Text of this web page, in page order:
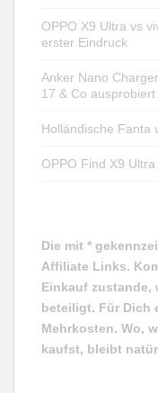
OPPO X9 Ultra vs
erster Eindruck
Anker Nano
17 & Co ausprobiert
Holländische Fanta
OPPO Find X9
Die mit *
Affiliate Links.
Einkauf zustande,
beteiligt. Für Dich
Mehrkosten. Wo,
kaufst, bleibt